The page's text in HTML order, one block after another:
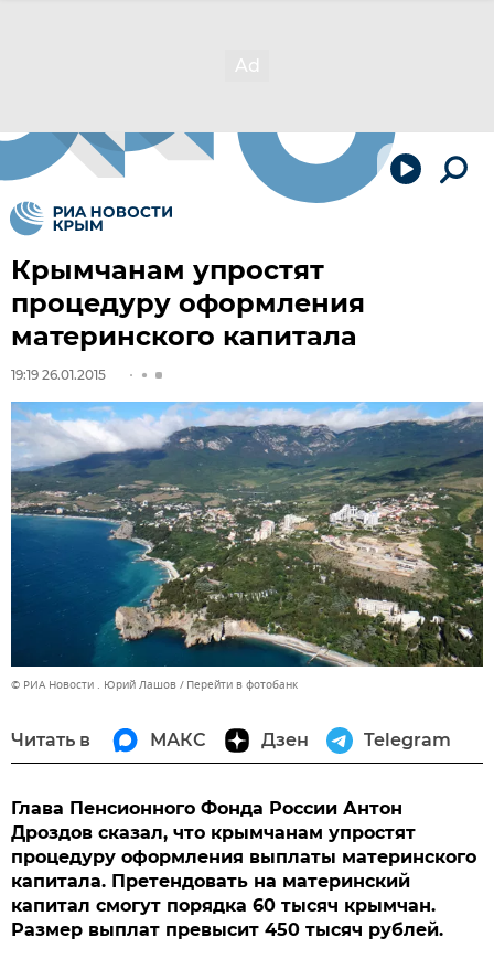
Крымчанам упростят
процедуру оформления
материнского капитала
19:19 26.01.2015
© РИА Новости . Юрий Лашов Перейти в фотобанк
Читать в МАКС Дзен Telegram
Глава Пенсионного Фонда России Антон
Дроздов сказал, что крымчанам упростят
процедуру оформления выплаты материнского
капитала. Претендовать на материнский
капитал смогут порядка 60 тысяч крымчан.
Размер выплат превысит 450 тысяч рублей.